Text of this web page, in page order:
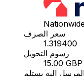
سعر الصرف
1.319400
رسوم التحويل
15.00 GBP
المرسل إليه يستلم